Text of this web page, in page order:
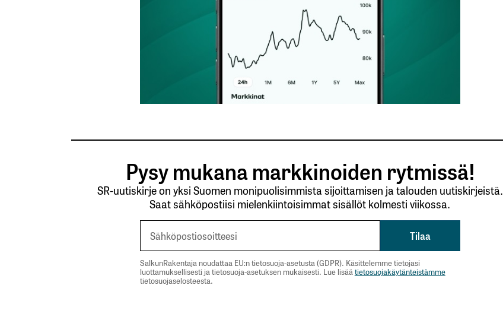
Pysy mukana markkinoiden rytmissä!
SR-uutiskirje on yksi Suomen monipuolisimmista sijoittamisen ja talouden uutiskirjeistä.
Saat sähköpostiisi mielenkiintoisimmat sisällöt kolmesti viikossa.
SalkunRakentaja noudattaa EU:n tietosuoja-asetusta (GDPR). Käsittelemme tietojasi
luottamuksellisesti ja tietosuoja-asetuksen mukaisesti. Lue lisäätietosuojakäytänteistämme
tietosuojaselosteesta.